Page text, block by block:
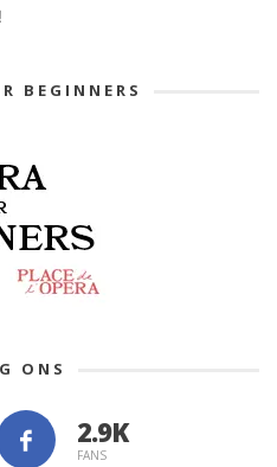
BEGINNERS
ONS
FANS